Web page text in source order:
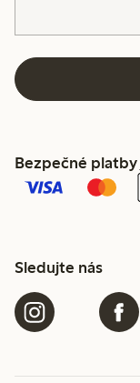
Bezpečné platby
Sledujte nás